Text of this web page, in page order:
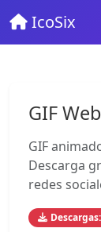
IcoSix
GIF Web
GIF
Descarga
redes